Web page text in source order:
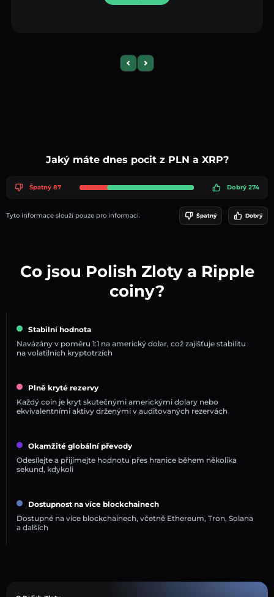
Previous slide
Next slide
Jaký máte dnes pocit z PLN a XRP?
Špatný 87 Dobrý 274
Tyto informace slouží pouze pro informaci. Špatný Dobrý
Co jsou Polish Zloty a Ripple
coiny?
Stabilní hodnota
Navázány v poměru 1:1 na americký dolar, což zajišťuje stabilitu
na volatilních kryptotrzích
Plně kryté rezervy
Každý coin je kryt skutečnými americkými dolary nebo
ekvivalentními aktivy drženými v auditovaných rezervách
Okamžité globální převody
Odesílejte a přijímejte hodnotu přes hranice během několika
sekund, kdykoli
Dostupnost na více blockchainech
Dostupné na více blockchainech, včetně Ethereum, Tron, Solana
a dalších